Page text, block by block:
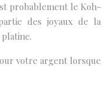
probablement le Koh-
des joyaux de la
votre argent lorsque